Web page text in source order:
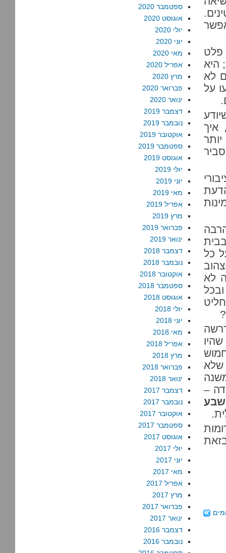
פלט
היא
לא
על
איך
כל
לא
שלא
–
שבע
ספטמבר 2020
אוגוסט 2020
יולי 2020
יוני 2020
מאי 2020
אפריל 2020
מרץ 2020
פברואר 2020
ינואר 2020
דצמבר 2019
נובמבר 2019
אוקטובר 2019
ספטמבר 2019
אוגוסט 2019
יולי 2019
יוני 2019
מאי 2019
אפריל 2019
מרץ 2019
פברואר 2019
ינואר 2019
דצמבר 2018
נובמבר 2018
אוקטובר 2018
ספטמבר 2018
אוגוסט 2018
יולי 2018
יוני 2018
מאי 2018
אפריל 2018
מרץ 2018
פברואר 2018
ינואר 2018
דצמבר 2017
נובמבר 2017
אוקטובר 2017
ספטמבר 2017
אוגוסט 2017
יולי 2017
יוני 2017
מאי 2017
אפריל 2017
מרץ 2017
פברואר 2017
ינואר 2017
דצמבר 2016
נובמבר 2016